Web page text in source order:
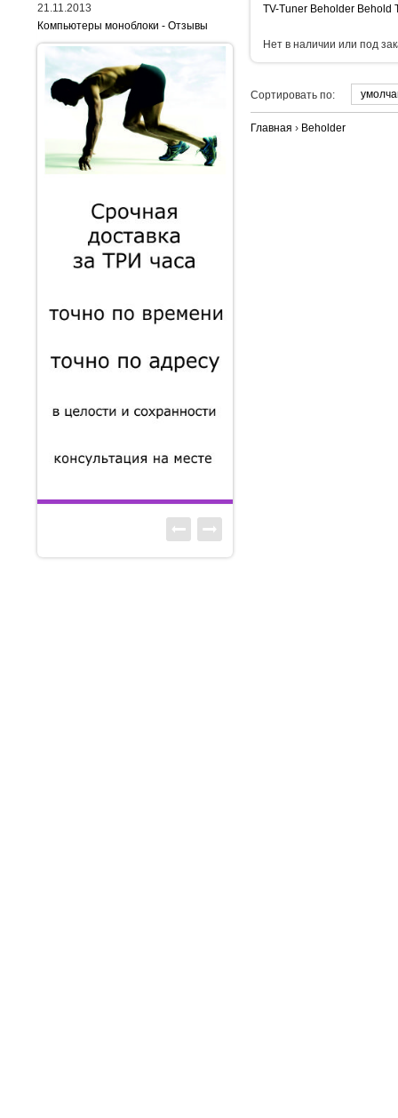
TV-Tuner Beholder Behold
Нет в наличии или под
Сортировать по:
Главная › Beholder
21.11.2013
Компьютеры моноблоки - Отзывы